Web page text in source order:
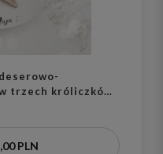
trzech króliczków
PLN